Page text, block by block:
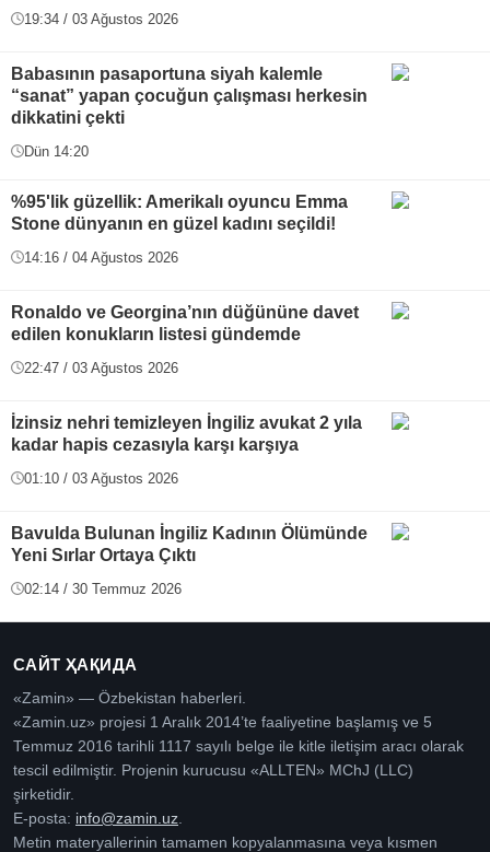
19:34 / 03 Ağustos 2026
Babasının pasaportuna siyah kalemle
“sanat” yapan çocuğun çalışması herkesin
dikkatini çekti
Dün 14:20
%95'lik güzellik: Amerikalı oyuncu Emma
Stone dünyanın en güzel kadını seçildi!
14:16 / 04 Ağustos 2026
Ronaldo ve Georgina’nın düğününe davet
edilen konukların listesi gündemde
22:47 / 03 Ağustos 2026
İzinsiz nehri temizleyen İngiliz avukat 2 yıla
kadar hapis cezasıyla karşı karşıya
01:10 / 03 Ağustos 2026
Bavulda Bulunan İngiliz Kadının Ölümünde
Yeni Sırlar Ortaya Çıktı
02:14 / 30 Temmuz 2026
САЙТ ҲАҚИДА
«Zamin» — Özbekistan haberleri.
«Zamin.uz» projesi 1 Aralık 2014’te faaliyetine başlamış ve 5
Temmuz 2016 tarihli 1117 sayılı belge ile kitle iletişim aracı olarak
tescil edilmiştir. Projenin kurucusu «ALLTEN» MChJ (LLC)
şirketidir.
E-posta: info@zamin.uz
Metin materyallerinin tamamen kopyalanmasına veya kısmen